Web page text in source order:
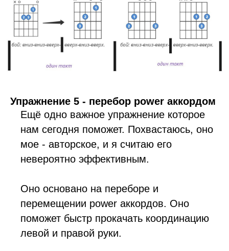
Упражнение 5 - перебор power аккордом
Ещё одно важное упражнение которое
нам сегодня поможет. Похвастаюсь, оно
мое - авторское, и я считаю его
невероятно эффективным.
Оно основано на переборе и
перемещении power аккордов. Оно
поможет быстр прокачать координацию
левой и правой руки.